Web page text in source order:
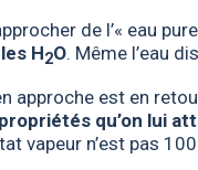
de l’« eau
H2O. Même l’eau
approche est en
qu’on lui
vapeur n’est pas